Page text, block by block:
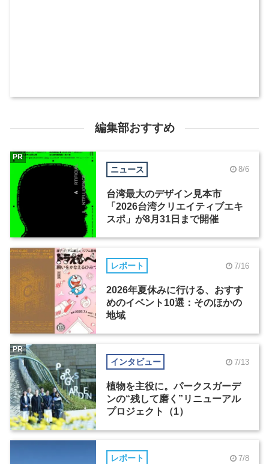
編集部おすすめ
ニュース 8/6
台湾最大のデザイン見本市
「2026台湾クリエイティブエキ
スポ」が8月31日まで開催
PR
レポート 7/16
2026年夏休みに行ける、おすす
めのイベント10選：そのほかの
地域
インタビュー 7/13
植物を主役に。パークスガーデ
ンの“残して磨く”リニューアル
プロジェクト（1）
PR
レポート 7/8